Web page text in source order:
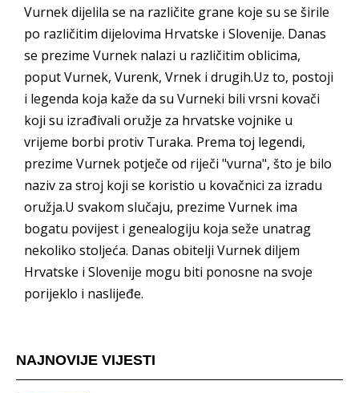
Vurnek dijelila se na različite grane koje su se širile
po različitim dijelovima Hrvatske i Slovenije. Danas
se prezime Vurnek nalazi u različitim oblicima,
poput Vurnek, Vurenk, Vrnek i drugih.Uz to, postoji
i legenda koja kaže da su Vurneki bili vrsni kovači
koji su izrađivali oružje za hrvatske vojnike u
vrijeme borbi protiv Turaka. Prema toj legendi,
prezime Vurnek potječe od riječi "vurna", što je bilo
naziv za stroj koji se koristio u kovačnici za izradu
oružja.U svakom slučaju, prezime Vurnek ima
bogatu povijest i genealogiju koja seže unatrag
nekoliko stoljeća. Danas obitelji Vurnek diljem
Hrvatske i Slovenije mogu biti ponosne na svoje
porijeklo i naslijeđe.
NAJNOVIJE VIJESTI